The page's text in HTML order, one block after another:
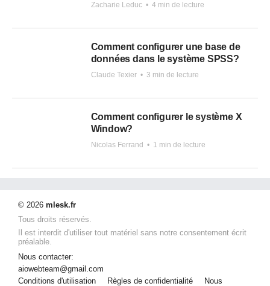
Zacharie Leduc • 4 min de lecture
Comment configurer une base de
données dans le système SPSS?
Claude Texier • 3 min de lecture
Comment configurer le système X
Window?
Nicolas Ferrand • 1 min de lecture
© 2026 mlesk.fr
Tous droits réservés.
Il est interdit d'utiliser tout matériel sans notre consentement écrit
préalable.
Nous contacter:
aiowebteam@gmail.com
Conditions d'utilisation
Règles de confidentialité Nous